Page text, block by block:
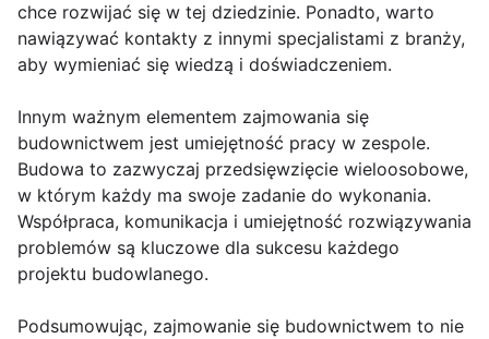
chce rozwijać się w tej dziedzinie. Ponadto, warto
nawiązywać kontakty z innymi specjalistami z branży,
aby wymieniać się wiedzą i doświadczeniem.
Innym ważnym elementem zajmowania się
budownictwem jest umiejętność pracy w zespole.
Budowa to zazwyczaj przedsięwzięcie wieloosobowe,
w którym każdy ma swoje zadanie do wykonania.
Współpraca, komunikacja i umiejętność rozwiązywania
problemów są kluczowe dla sukcesu każdego
projektu budowlanego.
Podsumowując, zajmowanie się budownictwem to nie